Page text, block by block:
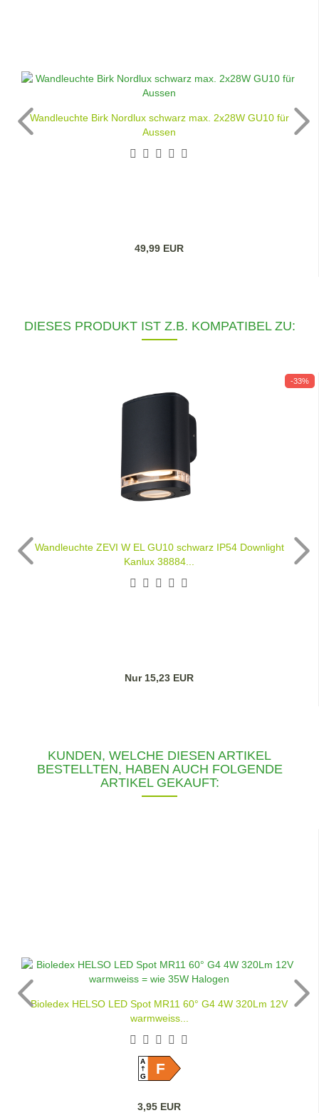
Wandleuchte Birk Nordlux schwarz max. 2x28W GU10 für
Aussen
49,99 EUR
DIESES PRODUKT IST Z.B. KOMPATIBEL ZU:
-33%
Wandleuchte ZEVI W EL GU10 schwarz IP54 Downlight
Kanlux 38884...
Nur 15,23 EUR
KUNDEN, WELCHE DIESEN ARTIKEL
BESTELLTEN, HABEN AUCH FOLGENDE
ARTIKEL GEKAUFT:
Bioledex HELSO LED Spot MR11 60° G4 4W 320Lm 12V
warmweiss...
A
GF
3,95 EUR